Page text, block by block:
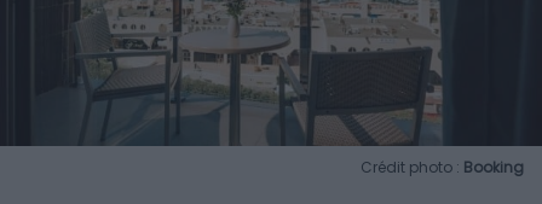
Crédit photo : Booking